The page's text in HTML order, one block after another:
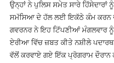
ਉਨ੍ਹਾਂ ਨੇ ਪੁਲਿਸ ਸਮੇਤ ਸਾਰੇ
ਸਮੱਸਿਆ ਦੇ ਹੱਲ ਲਈ ਇਕੱਠੇ ਕੰਮ ਕਰਨ
ਗਵਰਨਰ ਨੇ ਇਹ ਟਿੱਪਣੀਆਂ ਮੰਗਲਵਾਰ
ਏਰੀਆ ਵਿੱਚ ਜ਼ਬਤ ਕੀਤੇ ਨਸ਼ੀਲੇ
ਵੱਲੋਂ ਕਰਵਾਏ ਗਏ ਇੱਕ ਪ੍ਰੋਗਰਾਮ